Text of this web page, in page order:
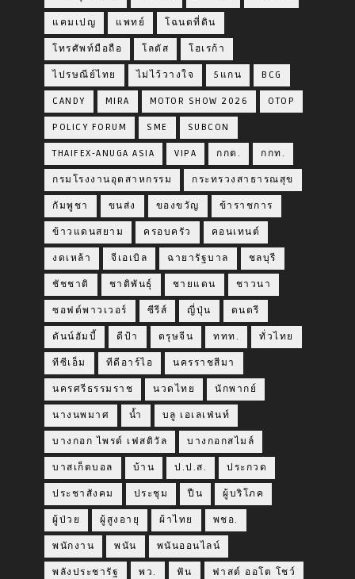
แคมเปญ แพทย์ โฉนดที่ดิน
โทรศัพท์มือถือ โลตัส โฮเรก้า
ไปรษณีย์ไทย ไม่ไว้วางใจ 5แกน BCG
CANDY MIRA MOTOR SHOW 2026 OTOP
POLICY FORUM SME SUBCON
THAIFEX-ANUGA ASIA VIPA กกต. กกท.
กรมโรงงานอุตสาหกรรม กระทรวงสาธารณสุข
กัมพูชา ขนส่ง ของขวัญ ข้าราชการ
ข้าวแดนสยาม ครอบครัว คอนเทนต์
งดเหล้า จีเอเบิล ฉายารัฐบาล ชลบุรี
ชัชชาติ ชาติพันธุ์ ชายแดน ชาวนา
ซอฟต์พาวเวอร์ ซีรีส์ ญี่ปุ่น ดนตรี
ดันน์ฮัมบี้ ดีป้า ตรุษจีน ททท. ทั่วไทย
ทีซีเอ็ม ทีดีอาร์ไอ นครราชสีมา
นครศรีธรรมราช นวดไทย นักพากย์
นางนพมาศ น้ำ บลู เอเลเฟ่นท์
บางกอก ไพรด์ เฟสติวัล บางกอกสไมล์
บาสเก็ตบอล บ้าน ป.ป.ส. ประกวด
ประชาสังคม ประชุม ปืน ผู้บริโภค
ผู้ป่วย ผู้สูงอายุ ผ้าไทย พชอ.
พนักงาน พนัน พนันออนไลน์
พลังประชารัฐ พว. ฟัน ฟาสต์ ออโต โชว์